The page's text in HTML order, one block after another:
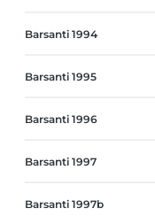
Barsanti 1994
Barsanti 1995
Barsanti 1996
Barsanti 1997
Barsanti 1997b